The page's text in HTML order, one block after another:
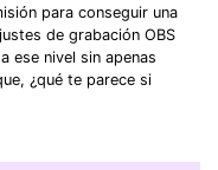
para conseguir una
de grabación OBS
ese nivel sin apenas
¿qué te parece si